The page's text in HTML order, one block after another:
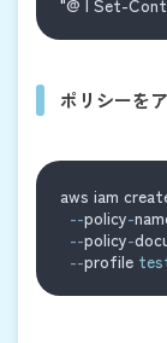
ポリシーを
aws iam
--policy-
--policy-
--profile